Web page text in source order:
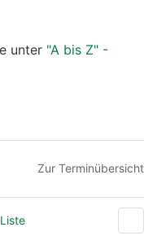
unter "A bis Z" -
Zur Terminübersicht